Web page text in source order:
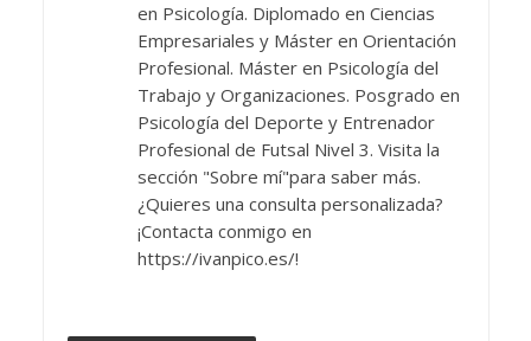
en Psicología. Diplomado en Ciencias
Empresariales y Máster en Orientación
Profesional. Máster en Psicología del
Trabajo y Organizaciones. Posgrado en
Psicología del Deporte y Entrenador
Profesional de Futsal Nivel 3. Visita la
sección "Sobre mí"para saber más.
¿Quieres una consulta personalizada?
¡Contacta conmigo en
https://ivanpico.es/!